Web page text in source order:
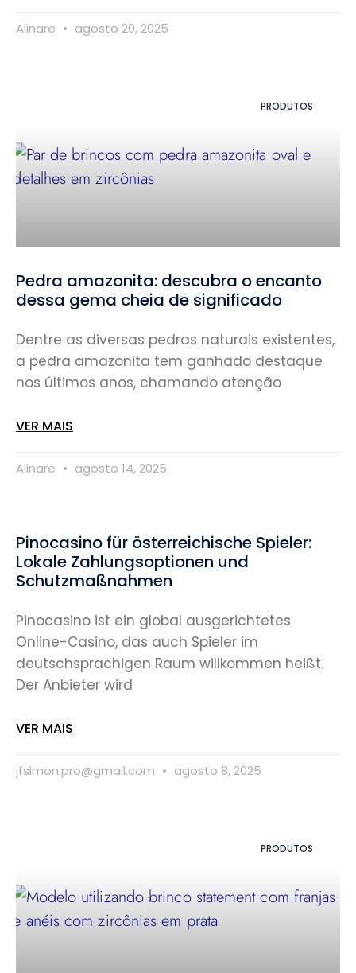
Alinare agosto 20, 2025
PRODUTOS
Pedra amazonita: descubra o encanto
dessa gema cheia de significado
Dentre as diversas pedras naturais existentes,
a pedra amazonita tem ganhado destaque
nos últimos anos, chamando atenção
VER MAIS
Alinare agosto 14, 2025
Pinocasino für österreichische Spieler:
Lokale Zahlungsoptionen und
Schutzmaßnahmen
Pinocasino ist ein global ausgerichtetes
Online-Casino, das auch Spieler im
deutschsprachigen Raum willkommen heißt.
Der Anbieter wird
VER MAIS
jfsimon.pro@gmail.com agosto 8, 2025
PRODUTOS